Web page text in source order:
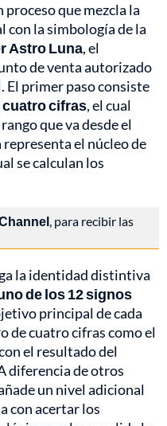
que mezcla la
la simbología de la
Astro Luna, el
de venta autorizado
El primer paso consiste
cuatro cifras, el cual
que va desde el
representa el núcleo de
se calculan los
, para recibir las
la identidad distintiva
de los 12 signos
principal de cada
de cuatro cifras como el
el resultado del
diferencia de otros
un nivel adicional
con acertar los